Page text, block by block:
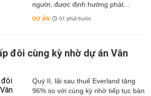
người, được định hướng phát...
DỰ ÁN 01 phút trước
đôi cùng kỳ nhờ dự án Vân
Quý II, lãi sau thuế Everland tăng
96% so với cùng kỳ nhờ tiếp tục bàn